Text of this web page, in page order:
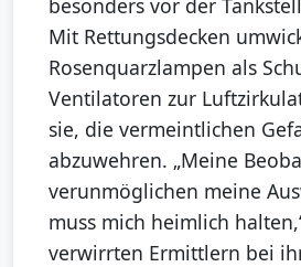
besonders vor der
Mit Rettungsdecken
Rosenquarzlampen als
Ventilatoren zur
sie, die vermeintlichen
abzuwehren. „Meine
verunmöglichen meine
muss mich heimlich
verwirrten Ermittlern bei